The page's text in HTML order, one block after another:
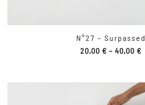
N°27 – Surpassed
20,00 € – 40,00 €